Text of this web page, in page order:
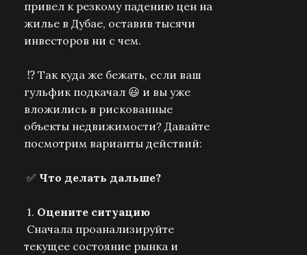
привел к резкому падению цен на
жилье в Дубае, оставив тысячи
инвесторов ни с чем.
⁉️ Так куда же бежать, если ваш
гульфик подкачал 😃 и вы уже
вложились в рискованные
объекты недвижимости? Давайте
посмотрим варианты действий:
✅ Что делать дальше?
1. Оцените ситуацию
Сначала проанализируйте
текущее состояние рынка и